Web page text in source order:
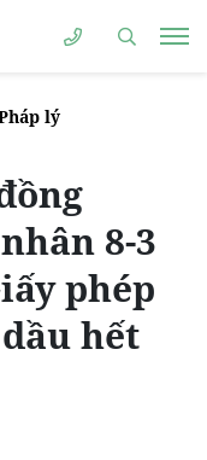
lý
8-3
phép
hết